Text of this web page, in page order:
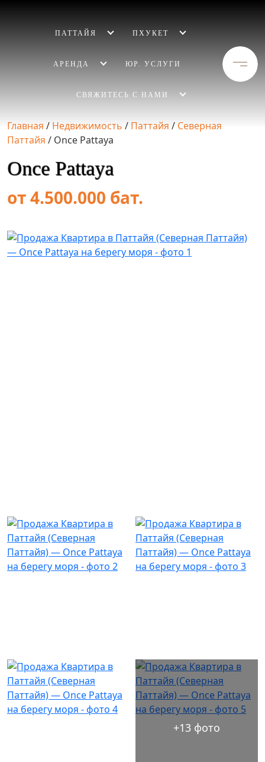
ПАТТАЙЯ ПХУКЕТ
АРЕНДА ЮР. УСЛУГИ
СВЯЖИТЕСЬ С НАМИ
Главная / Недвижимость / Паттайя / Северная
Паттайя / Once Pattaya
Once Pattaya
от 4.500.000 бат.
+13 фото